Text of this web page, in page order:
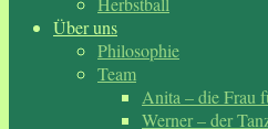
Über uns
Philosophie
Team
Anita – die Frau
Werner – der